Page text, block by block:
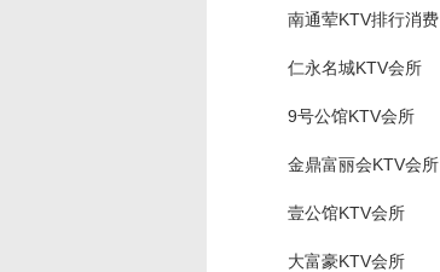
南通荤KTV排行消费
仁永名城KTV会所
9号公馆KTV会所
金鼎富丽会KTV会所
壹公馆KTV会所
大富豪KTV会所